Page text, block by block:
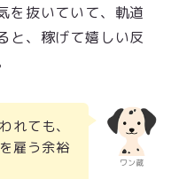
を抜いていて、軌道
と、稼げて嬉しい反
ワン蔵
れても、
雇う余裕